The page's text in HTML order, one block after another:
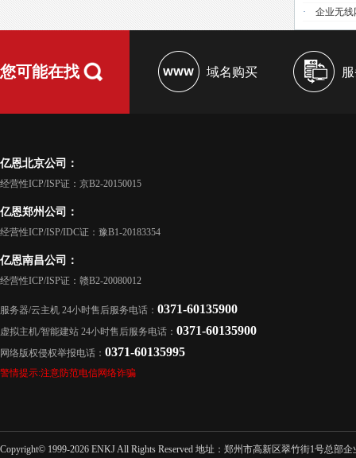
· 企业无线
您可能在找 域名购买
亿恩北京公司：
经营性ICP/ISP证：京B2-20150015
亿恩郑州公司：
经营性ICP/ISP/IDC证：豫B1-20183354
亿恩南昌公司：
经营性ICP/ISP证：赣B2-20080012
服务器/云主机 24小时售后服务电话： 0371-60135900
虚拟主机/智能建站 24小时售后服务电话： 0371-60135900
网络版权侵权举报电话： 0371-60135995
警情提示:注意防范电信网络诈骗
Copyright© 1999-2026 ENKJ All Rights Reserved 地址：郑州市高新区翠竹街1号